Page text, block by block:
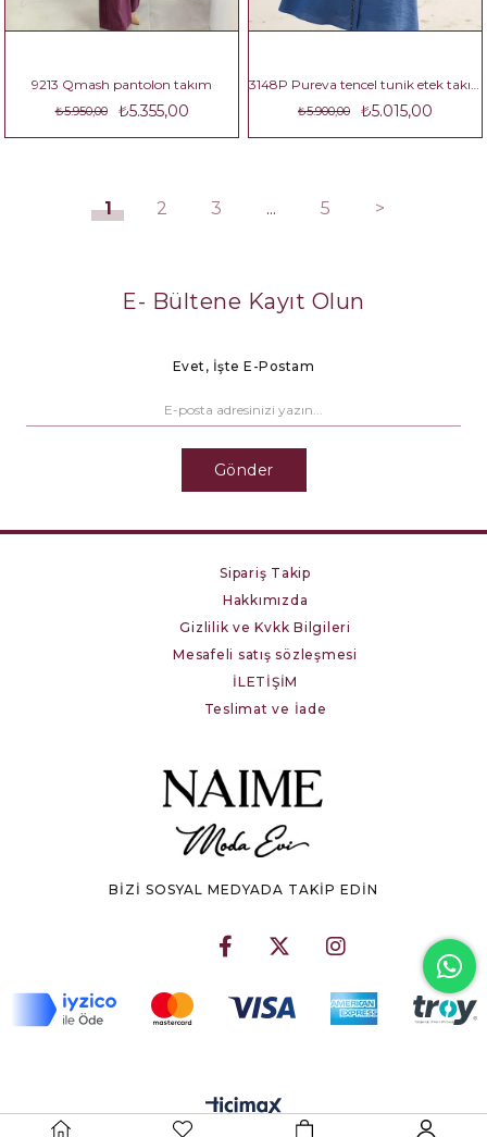
9213 Qmash pantolon takım
₺5.355,00
₺5.950,00
3148P Pureva tencel tunik etek takım
₺5.015,00
₺5.900,00
1 2 3 ... 5 >
E- Bültene Kayıt Olun
Evet, İşte E-Postam
Gönder
Sipariş Takip
Hakkımızda
Gizlilik ve Kvkk Bilgileri
Mesafeli satış sözleşmesi
İLETİŞİM
Teslimat ve İade
BİZİ SOSYAL MEDYADA TAKİP EDİN